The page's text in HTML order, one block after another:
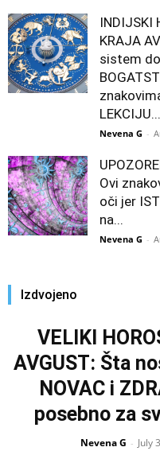
INDIJSKI
KRAJA
sistem
LEKCIJU...
Nevena G -
Ovi
oči jer
na...
Nevena G -
Izdvojeno
VELIKI
AVGUST: Šta
NOVAC i
posebno za
Nevena G - July